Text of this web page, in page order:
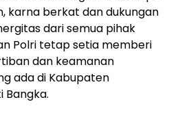
karna berkat dan dukungan
dari semua pihak
Polri tetap setia memberi
dan keamanan
ada di Kabupaten
Bangka.